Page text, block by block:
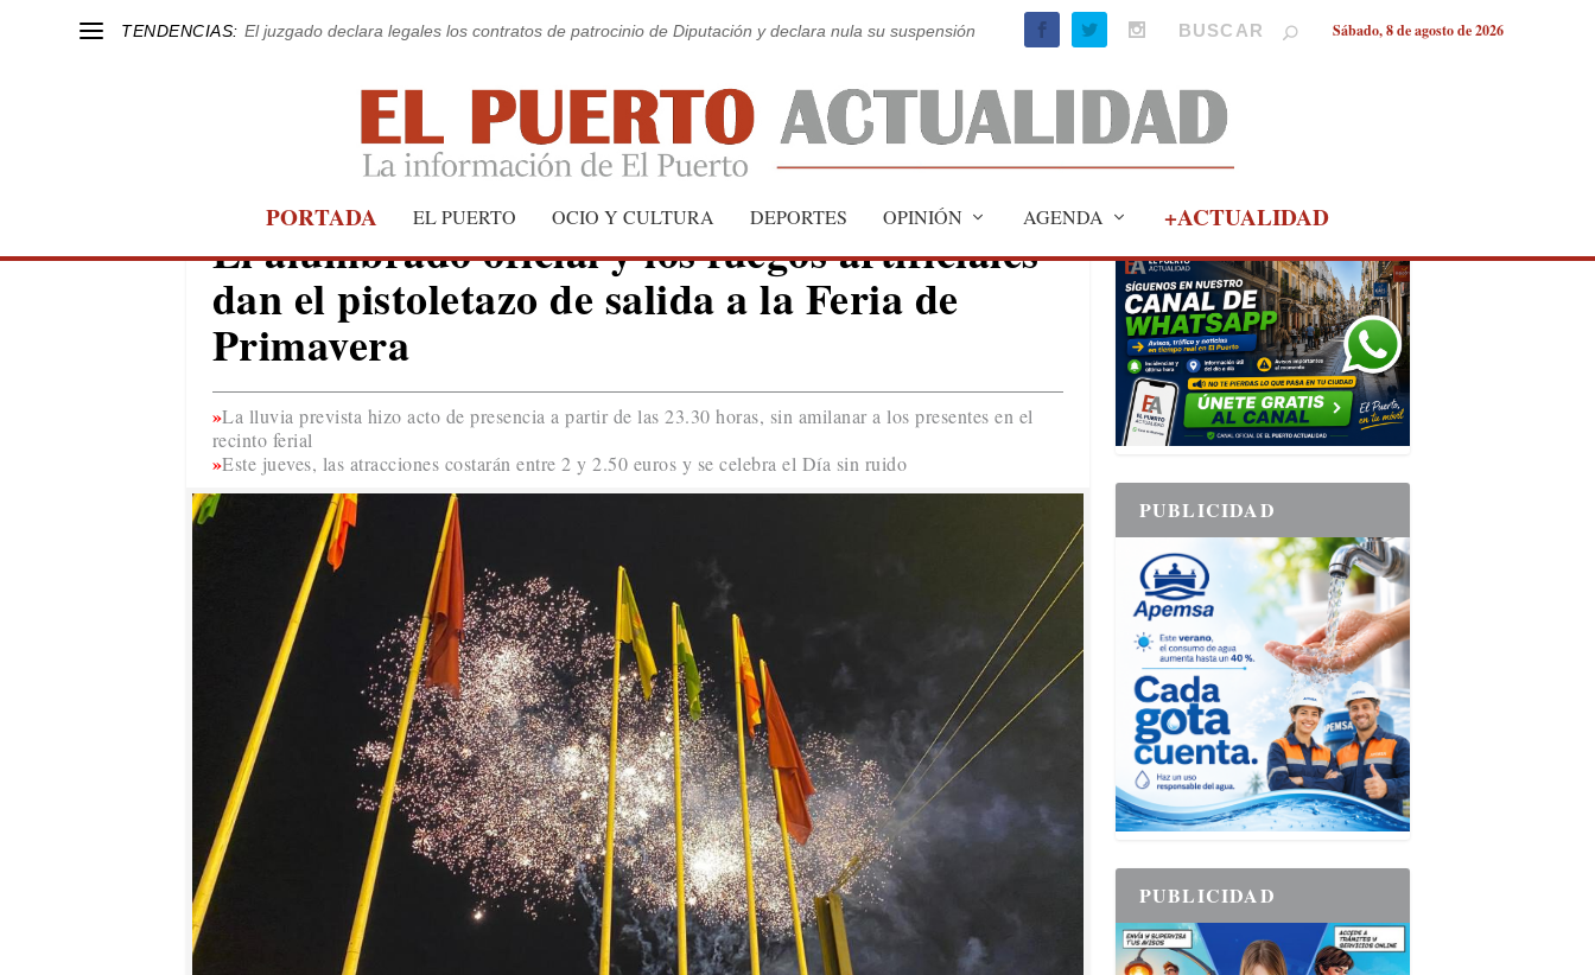
TENDENCIAS: El juzgado declara legales los contratos de patrocinio de Diputación y declara nula su suspensión Sábado, 8 de agosto de 2026
PORTADA EL PUERTO OCIO Y CULTURA DEPORTES OPINIÓN AGENDA +ACTUALIDAD
FIESTAS
El alumbrado oficial y los fuegos artificiales
dan el pistoletazo de salida a la Feria de
Primavera
La lluvia prevista hizo acto de presencia a partir de las 23.30 horas, sin amilanar a los presentes en el
recinto ferial
Este jueves, las atracciones costarán entre 2 y 2.50 euros y se celebra el Día sin ruido
PUBLICIDAD
PUBLICIDAD
PUBLICIDAD